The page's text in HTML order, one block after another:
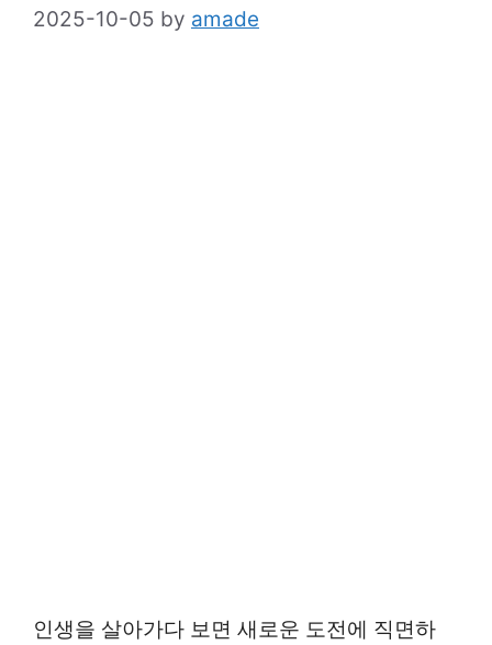
2025-10-05 by amade
인생을 살아가다 보면 새로운 도전에 직면하